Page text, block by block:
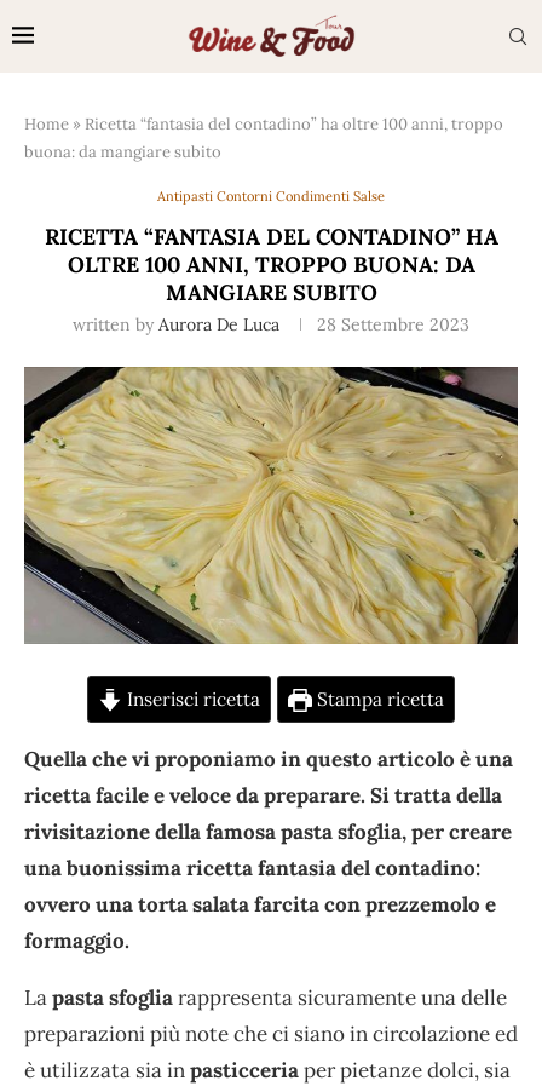
Home » Ricetta “fantasia del contadino” ha oltre 100 anni, troppo
buona: da mangiare subito
Antipasti Contorni Condimenti Salse
RICETTA “FANTASIA DEL CONTADINO” HA
OLTRE 100 ANNI, TROPPO BUONA: DA
MANGIARE SUBITO
written by Aurora De Luca 28 Settembre 2023
Inserisci ricetta Stampa ricetta
Quella che vi proponiamo in questo articolo è una
ricetta facile e veloce da preparare. Si tratta della
rivisitazione della famosa pasta sfoglia, per creare
una buonissima ricetta fantasia del contadino:
ovvero una torta salata farcita con prezzemolo e
formaggio.
Lapastasfogliarappresenta sicuramente una delle
preparazioni più note che ci siano in circolazione ed
è utilizzata sia inpasticceriaper pietanze dolci, sia